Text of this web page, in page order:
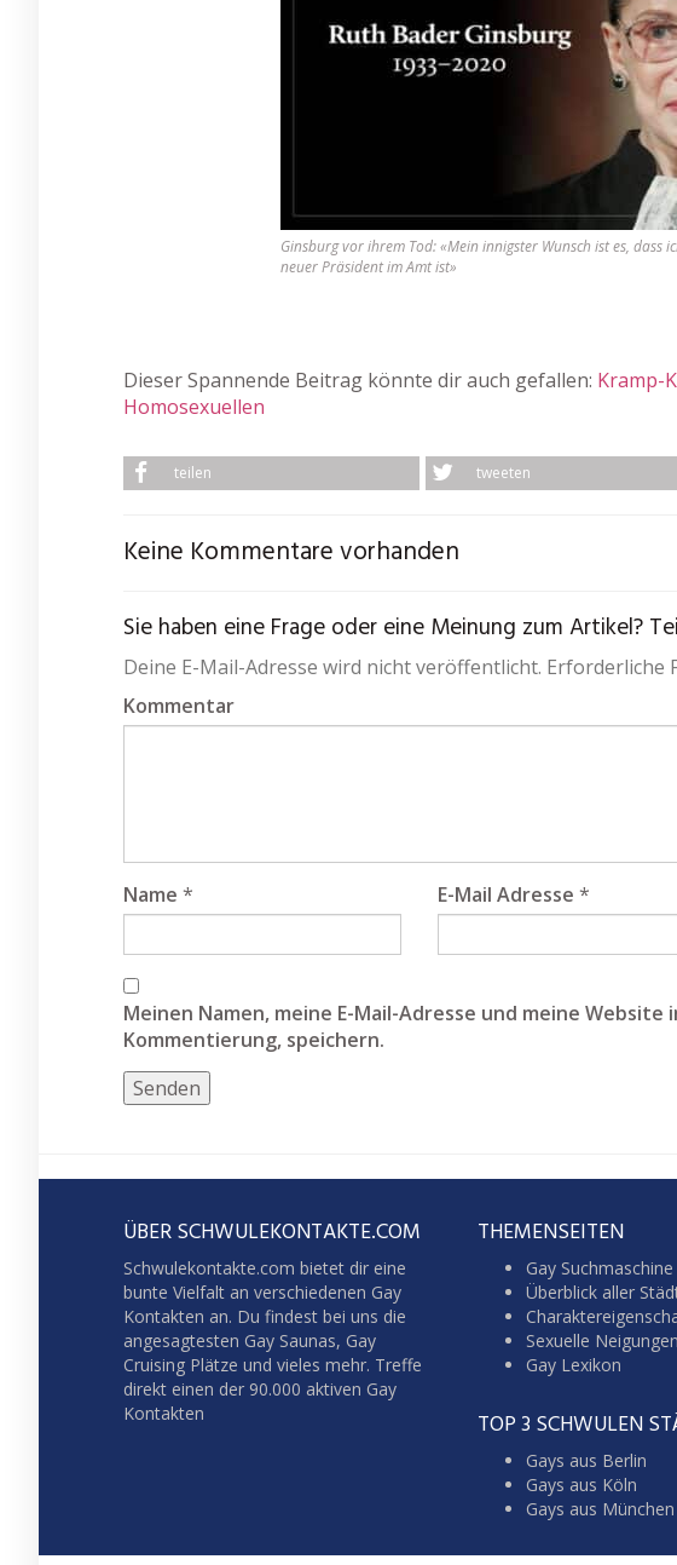
Ginsburg vor ihrem Tod: «Mein innigster Wunsch ist es, dass
neuer Präsident im Amt ist»
Dieser Spannende Beitrag könnte dir auch gefallen: Kramp-
Homosexuellen
teilen tweeten
Keine Kommentare vorhanden
Sie haben eine Frage oder eine Meinung zum Artikel?
Deine E-Mail-Adresse wird nicht veröffentlicht. Erforderliche
Kommentar
Name * E-Mail Adresse *
Meinen Namen, meine E-Mail-Adresse und meine
Kommentierung, speichern.
ÜBER SCHWULEKONTAKTE.COM
Schwulekontakte.com bietet dir eine
bunte Vielfalt an verschiedenen Gay
Kontakten an. Du findest bei uns die
angesagtesten Gay Saunas, Gay
Cruising Plätze und vieles mehr. Treffe
direkt einen der 90.000 aktiven Gay
Kontakten
THEMENSEITEN
Gay Suchmaschine
Überblick aller
Sexuelle Neigungen
Gay Lexikon
TOP 3 SCHWULEN
Gays aus Berlin
Gays aus Köln
Gays aus München